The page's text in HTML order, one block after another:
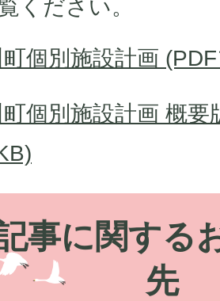
ください。
個別施設計画
個別施設計画 概
事に関する
先